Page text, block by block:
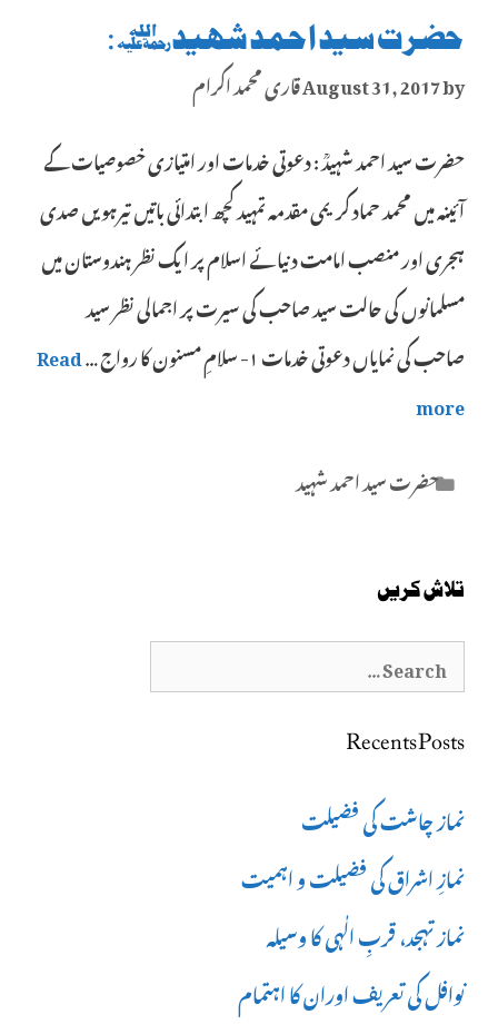
حضرت سید احمد شہیدؒ :
August 31, 2017by
قاری محمد اکرام
حضرت سید احمد شہیدؒ : دعوتی خدمات اور امتیازی خصوصیات کے
آئینہ میں محمد حماد کریمی مقدمہ تمہید کچھ ابتدائی باتیں تیرہویں صدی
ہجری اور منصب امامت دنیائے اسلام پر ایک نظر ہندوستان میں
مسلمانوں کی حالت سید صاحب کی سیرت پر اجمالی نظر سید
صاحب کی نمایاں دعوتی خدمات ۱- سلامِ مسنون کا رواج …
Read
more
Categories
حضرت سید احمد شہید
تلاش کریں
Search
Recents Posts
نماز چاشت کی فضیلت
نمازِ اشراق کی فضیلت و اہمیت
نماز تہجد، قربِ الٰہی کا وسیلہ
نوافل کی تعریف اوران کا اہتمام